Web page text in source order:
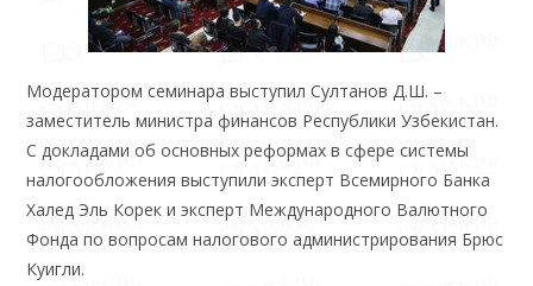
Модератором семинара выступил Султанов Д.Ш. –
заместитель министра финансов Республики Узбекистан.
С докладами об основных реформах в сфере системы
налогообложения выступили эксперт Всемирного Банка
Халед Эль Корек и эксперт Международного Валютного
Фонда по вопросам налогового администрирования Брюс
Куигли.